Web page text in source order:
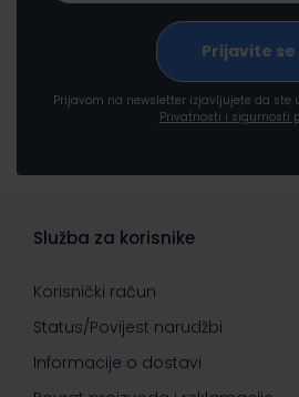
Prijavom na newsletter izjavljujete da ste
Privatnosti i sigurnosti
Služba za korisnike
Korisnički račun
Status/Povijest narudžbi
Informacije o dostavi